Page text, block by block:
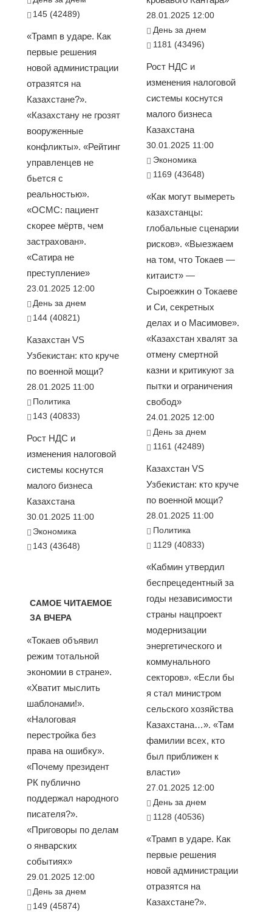
145 (42489)
«Трамп в ударе. Как
первые решения
новой администрации
отразятся на
Казахстане?».
«Казахстану не грозят
вооруженные
конфликты». «Рейтинг
управленцев не
бьется с
реальностью».
«ОСМС: пациент
скорее мёртв, чем
застрахован».
«Сатира не
преступление»
23.01.2025 12:00
День за днем
144 (40821)
Казахстан VS
Узбекистан: кто круче
по военной мощи?
28.01.2025 11:00
Политика
143 (40833)
Рост НДС и
изменения налоговой
системы коснутся
малого бизнеса
Казахстана
30.01.2025 11:00
Экономика
143 (43648)
САМОЕ ЧИТАЕМОЕ
ЗА ВЧЕРА
«Токаев объявил
режим тотальной
экономии в стране».
«Хватит мыслить
шаблонами!».
«Налоговая
перестройка без
права на ошибку».
«Почему президент
РК публично
поддержал народного
писателя?».
«Приговоры по делам
о январских
событиях»
29.01.2025 12:00
День за днем
149 (45874)
28.01.2025 12:00
День за днем
1181 (43496)
Рост НДС и
изменения налоговой
системы коснутся
малого бизнеса
Казахстана
30.01.2025 11:00
Экономика
1169 (43648)
«Как могут вымереть
казахстанцы:
глобальные сценарии
рисков». «Выезжаем
на том, что Токаев —
китаист» —
Сыроежкин о Токаеве
и Си, секретных
делах и о Масимове».
«Казахстан хвалят за
отмену смертной
казни и критикуют за
пытки и ограничения
свобод»
24.01.2025 12:00
День за днем
1161 (42489)
Казахстан VS
Узбекистан: кто круче
по военной мощи?
28.01.2025 11:00
Политика
1129 (40833)
«Кабмин утвердил
беспрецедентный за
годы независимости
страны нацпроект
модернизации
энергетического и
коммунального
секторов». «Если бы
я стал министром
сельского хозяйства
Казахстана…». «Там
фамилии всех, кто
был приближен к
власти»
27.01.2025 12:00
День за днем
1128 (40536)
«Трамп в ударе. Как
первые решения
новой администрации
отразятся на
Казахстане?».